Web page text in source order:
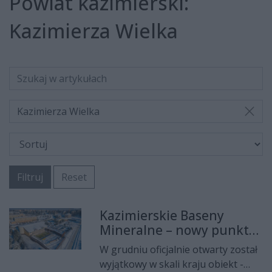
Kazimierza Wielka
Kazimierza Wielka
Filtruj Reset
Kazimierskie Baseny
Mineralne – nowy punkt
na świętokrzyskiej mapie
relaksu
W grudniu oficjalnie otwarty został
wyjątkowy w skali kraju obiekt -